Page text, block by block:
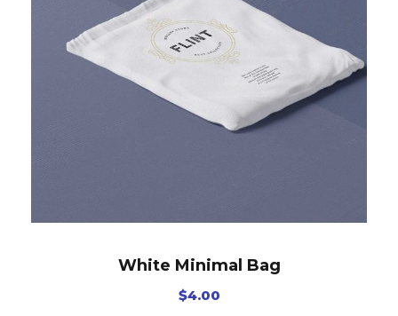
White Minimal Bag
$4.00